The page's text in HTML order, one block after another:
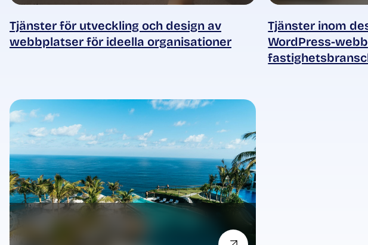
Tjänster för utveckling och design av
webbplatser för ideella organisationer
Tjänster inom
WordPress-